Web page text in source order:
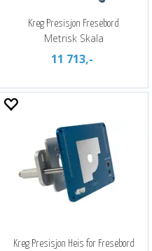
Kreg Presisjon Fresebord
Metrisk Skala
11 713,-
Kreg Presisjon Heis for Fresebord